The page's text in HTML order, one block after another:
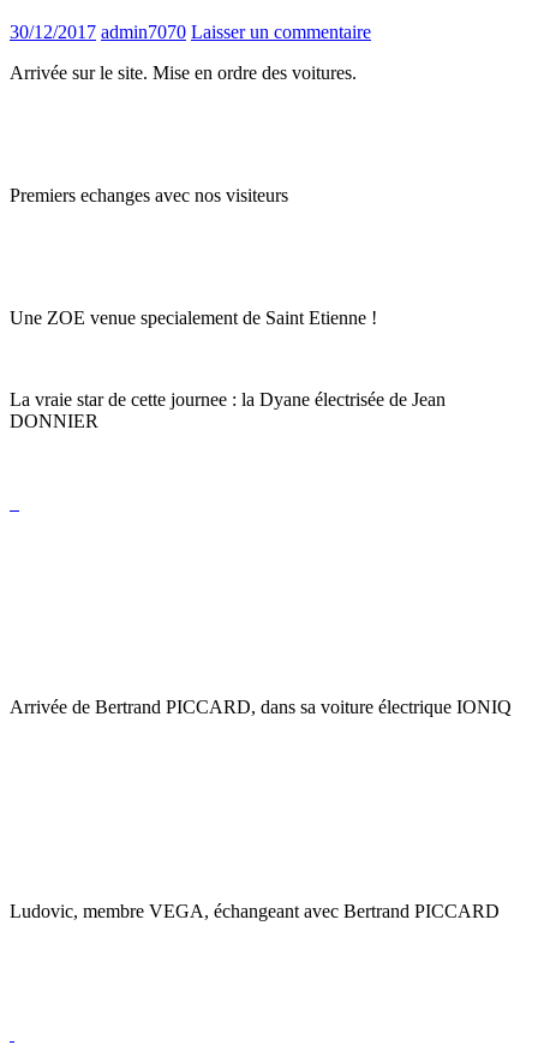
30/12/2017 admin7070 Laisser un commentaire
Arrivée sur le site. Mise en ordre des voitures.
Premiers echanges avec nos visiteurs
Une ZOE venue specialement de Saint Etienne !
La vraie star de cette journee : la Dyane électrisée de Jean
DONNIER
Arrivée de Bertrand PICCARD, dans sa voiture électrique IONIQ
Ludovic, membre VEGA, échangeant avec Bertrand PICCARD